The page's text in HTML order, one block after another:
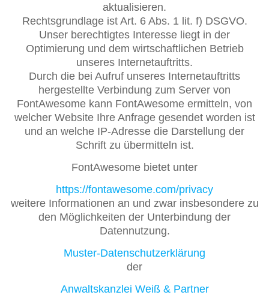
aktualisieren.
Rechtsgrundlage ist Art. 6 Abs. 1 lit. f) DSGVO.
Unser berechtigtes Interesse liegt in der
Optimierung und dem wirtschaftlichen Betrieb
unseres Internetauftritts.
Durch die bei Aufruf unseres Internetauftritts
hergestellte Verbindung zum Server von
FontAwesome kann FontAwesome ermitteln, von
welcher Website Ihre Anfrage gesendet worden ist
und an welche IP-Adresse die Darstellung der
Schrift zu übermitteln ist.
FontAwesome bietet unter
https://fontawesome.com/privacy
weitere Informationen an und zwar insbesondere zu
den Möglichkeiten der Unterbindung der
Datennutzung.
Muster-Datenschutzerklärung
der
Anwaltskanzlei Weiß & Partner